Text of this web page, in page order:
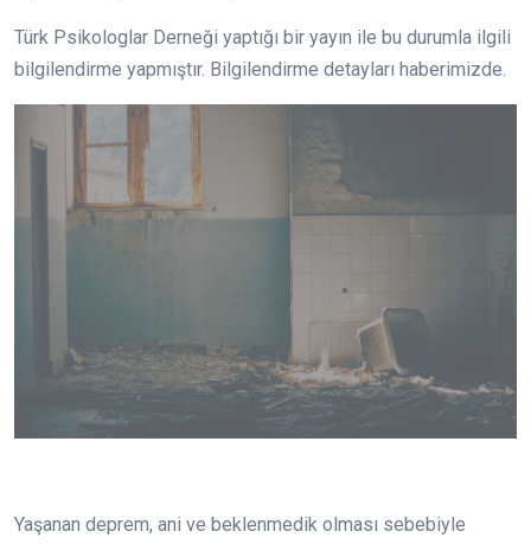
Türk Psikologlar Derneği yaptığı bir yayın ile bu durumla ilgili
bilgilendirme yapmıştır. Bilgilendirme detayları haberimizde.
Yaşanan deprem, ani ve beklenmedik olması sebebiyle